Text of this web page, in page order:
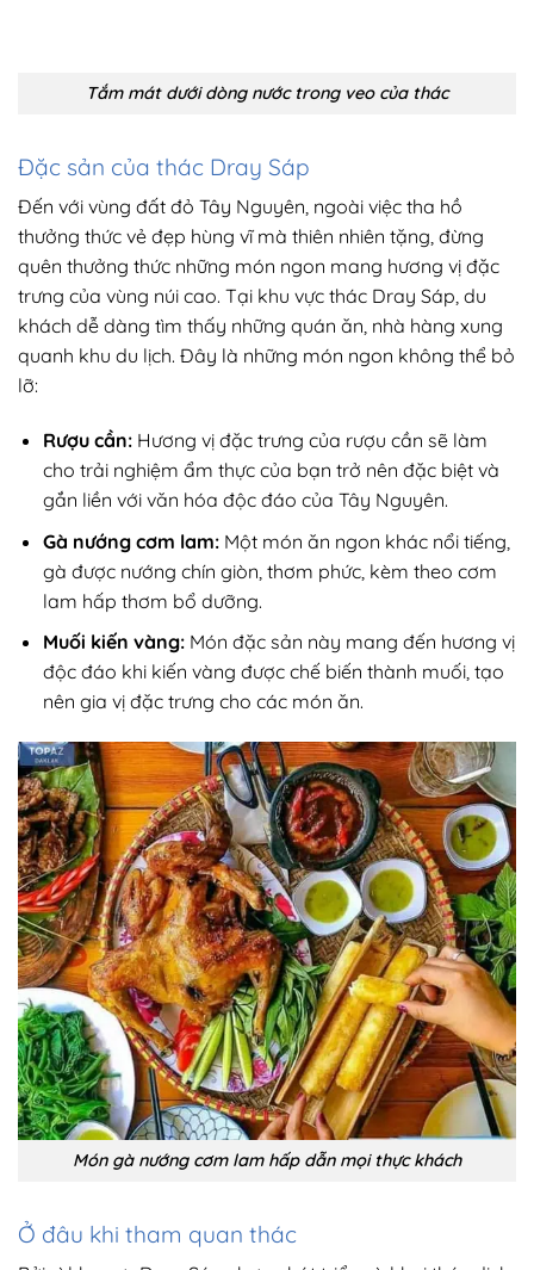
Tắm mát dưới dòng nước trong veo của thác
Đặc sản của thác Dray Sáp
Đến với vùng đất đỏ Tây Nguyên, ngoài việc tha hồ
thưởng thức vẻ đẹp hùng vĩ mà thiên nhiên tặng, đừng
quên thưởng thức những món ngon mang hương vị đặc
trưng của vùng núi cao. Tại khu vực thác Dray Sáp, du
khách dễ dàng tìm thấy những quán ăn, nhà hàng xung
quanh khu du lịch. Đây là những món ngon không thể bỏ
lỡ:
Rượu cần:Hương vị đặc trưng của rượu cần sẽ làm
cho trải nghiệm ẩm thực của bạn trở nên đặc biệt và
gắn liền với văn hóa độc đáo của Tây Nguyên.
Gà nướng cơm lam:Một món ăn ngon khác nổi tiếng,
gà được nướng chín giòn, thơm phức, kèm theo cơm
lam hấp thơm bổ dưỡng.
Muối kiến vàng:Món đặc sản này mang đến hương vị
độc đáo khi kiến vàng được chế biến thành muối, tạo
nên gia vị đặc trưng cho các món ăn.
Món gà nướng cơm lam hấp dẫn mọi thực khách
Ở đâu khi tham quan thác